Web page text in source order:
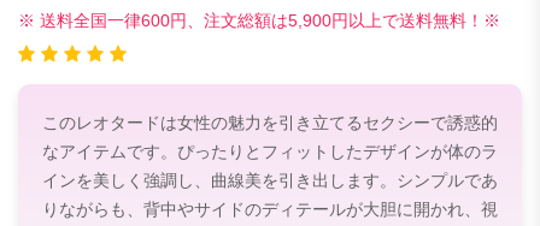
※ 送料全国一律600円、注文総額は5,900円以上で送料無料！※
このレオタードは女性の魅力を引き立てるセクシーで誘惑的
なアイテムです。ぴったりとフィットしたデザインが体のラ
インを美しく強調し、曲線美を引き出します。シンプルであ
りながらも、背中やサイドのディテールが大胆に開かれ、視